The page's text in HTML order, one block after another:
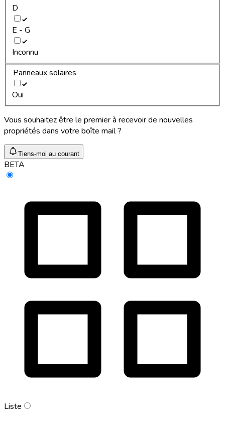
D
E - G
Inconnu
Panneaux solaires
Oui
Vous souhaitez être le premier à recevoir de nouvelles
propriétés dans votre boîte mail ?
Tiens-moi au courant
BETA
Liste